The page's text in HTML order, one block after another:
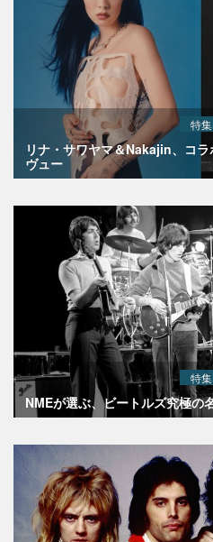
特集
リナ・サワヤマ＆Nakajin、コ
ヴュー
特集
NMEが選ぶ、ビートルズ究極